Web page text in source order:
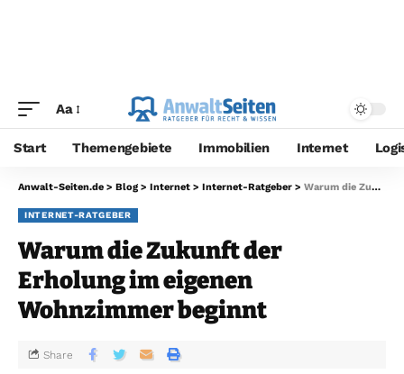
Aa
Start Themengebiete Immobilien Internet
Anwalt-Seiten.de > Blog > Internet > Internet-Ratgeber > Warum die Zukunft der Erholung im eigenen Wohnzimmer beginnt
INTERNET-RATGEBER
Warum die Zukunft der
Erholung im eigenen
Wohnzimmer beginnt
Share